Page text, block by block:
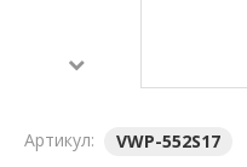
Артикул: VWP-552S17